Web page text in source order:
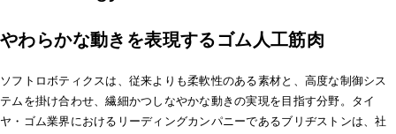
やわらかな動きを表現するゴム人工筋肉
ソフトロボティクスは、従来よりも柔軟性のある素材と、高度な制御シス
テムを掛け合わせ、繊細かつしなやかな動きの実現を目指す分野。タイ
ヤ・ゴム業界におけるリーディングカンパニーであるブリヂストンは、社